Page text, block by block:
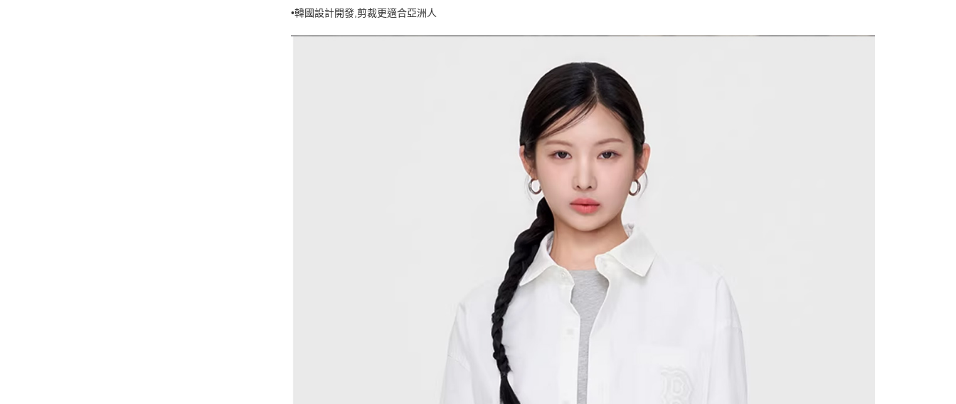
•韓國設計開發,剪裁更適合亞洲人